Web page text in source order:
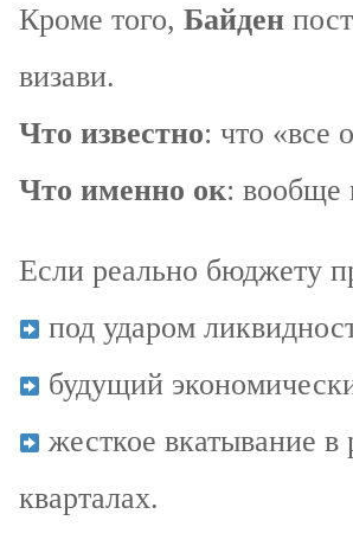
Кроме того, Байден
визави.
Что известно: что «все
Что именно ок: вообще
Если реально бюджету
под ударом
будущий
жесткое вкатывание
кварталах.